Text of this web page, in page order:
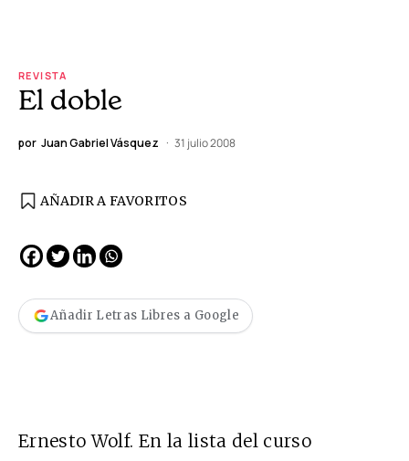
REVISTA
El doble
por Juan Gabriel Vásquez 31 julio 2008
AÑADIR A FAVORITOS
Añadir Letras Libres a Google
Ernesto Wolf. En la lista del curso